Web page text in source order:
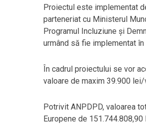
Proiectul este implementat
parteneriat cu Ministerul
Programul Incluziune și
urmând să fie implementat
În cadrul proiectului se vor
valoare de maxim 39.900 lei/
Potrivit ANPDPD, valoarea
Europene de 151.744.808,90